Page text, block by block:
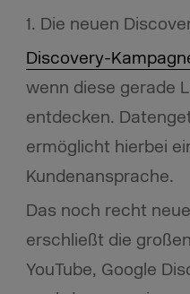
1. Die neuen
Discovery-
wenn diese gerade
entdecken.
ermöglicht hierbei
Kundenansprache.
Das noch recht
erschließt die
YouTube, Google